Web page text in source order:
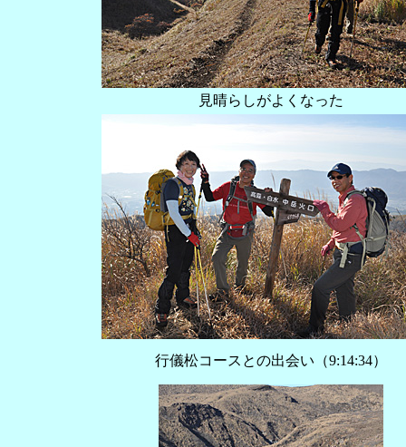
見晴らしがよくなった
行儀松コースとの出会い（‏‎9:14:34）